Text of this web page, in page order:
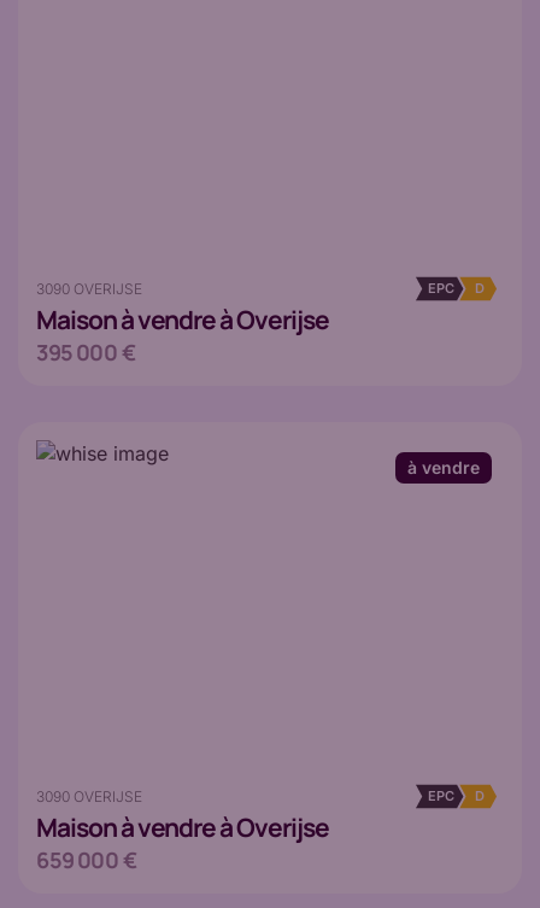
3090 OVERIJSE
Maisonà vendre à Overijse
EPC D
395 000 €
3090 OVERIJSE
Maisonà vendre à Overijse
EPC D
659 000 €
à vendre